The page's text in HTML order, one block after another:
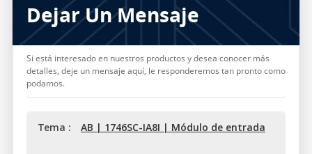
Dejar Un Mensaje
Si está interesado en nuestros productos y desea conocer más
detalles, deje un mensaje aquí, le responderemos tan pronto como
podamos.
Tema : AB | 1746SC-IA8I | Módulo de entrada